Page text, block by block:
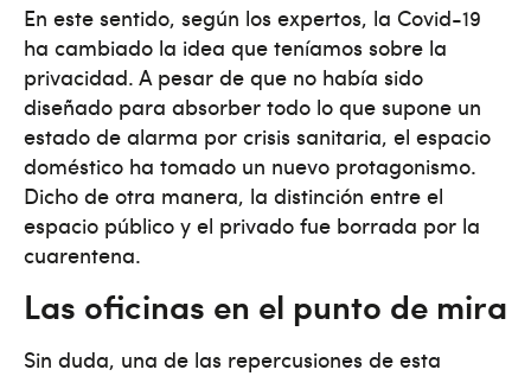
En este sentido, según los expertos, la Covid-19
ha cambiado la idea que teníamos sobre la
privacidad. A pesar de que no había sido
diseñado para absorber todo lo que supone un
estado de alarma por crisis sanitaria, el espacio
doméstico ha tomado un nuevo protagonismo.
Dicho de otra manera, la distinción entre el
espacio público y el privado fue borrada por la
cuarentena.
Las oficinas en el punto de mira
Sin duda, una de las repercusiones de esta